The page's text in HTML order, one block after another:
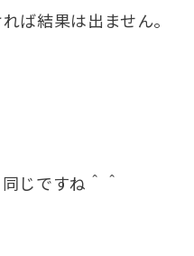
ば結果は出ません。
じですね＾＾